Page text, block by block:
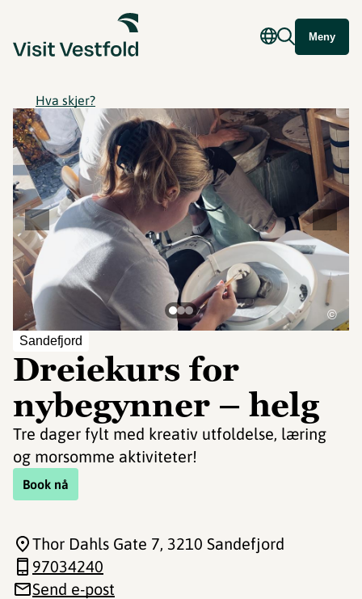
Meny
Hva skjer?
Sandefjord
Dreiekurs for
nybegynner – helg
Tre dager fylt med kreativ utfoldelse, læring
og morsomme aktiviteter!
Book nå
©
Thor Dahls Gate 7, 3210 Sandefjord
97034240
Send e-post